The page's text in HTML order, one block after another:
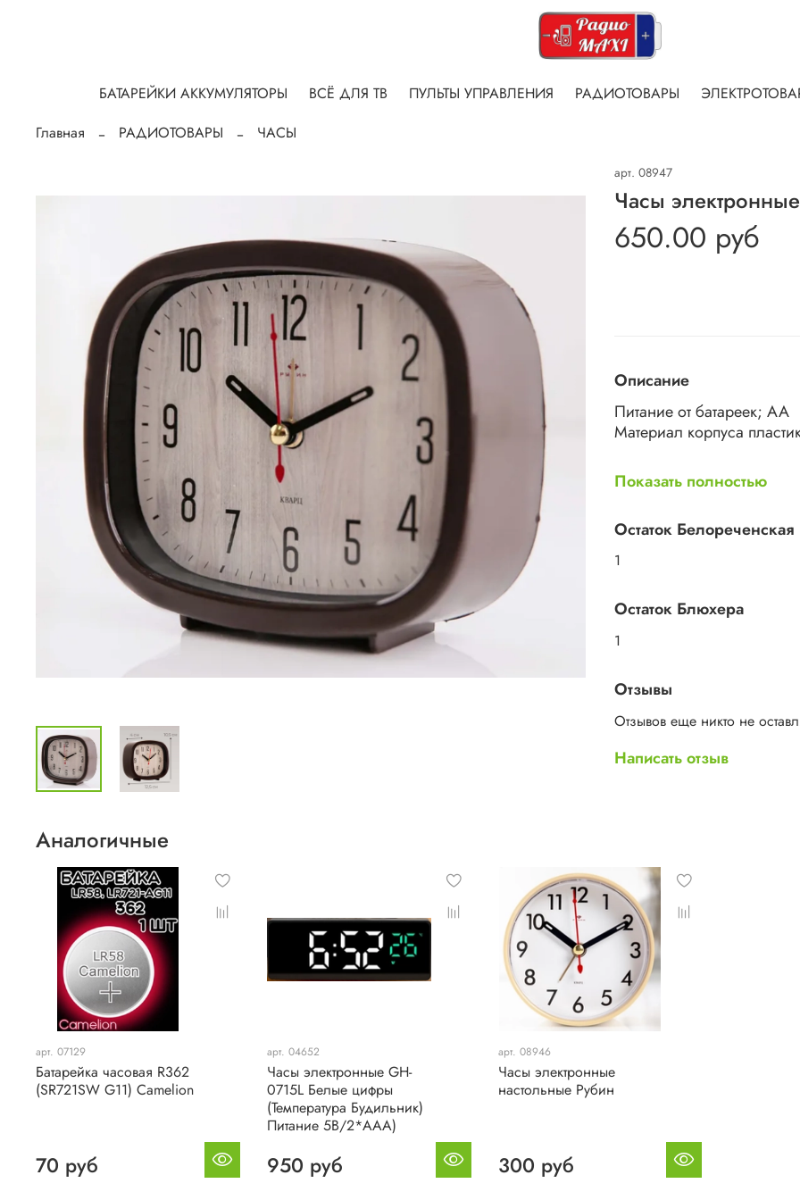
БАТАРЕЙКИ АККУМУЛЯТОРЫ ВСЁ ДЛЯ ТВ ПУЛЬТЫ УПРАВЛЕНИЯ РАДИОТОВАРЫ
Главная
РАДИОТОВАРЫ ЧАСЫ
арт. 08947
Часы
650.00 руб
Описание
Питание от батареек; АА
Материал корпуса
Механизм часов
кварцевые;
Циферблат защищен
Габариты
Ширина предмета
Глубина предмета
4 см
Высота предмета
Описание
делает будильник
время. Контрастные
видимость даже на
(в комплект не входит).
помещениях: поставить
кабинет. В гостиной или
индивидуальность
впишется в различные
может использоваться
школьники. Это
Стрелки могут отличаться
Показать полностью
Остаток Белореченская
1
Остаток Блюхера
1
Отзывы
Отзывов еще никто не
Написать отзыв
Аналогичные
арт. 07129
Батарейка часовая R362
(SR721SW G11) Camelion
70 руб
арт. 04652
Часы электронные GH-
0715L Белые цифры
(Температура Будильник)
Питание 5В/2*ААА)
950 руб
арт. 08946
Часы электронные
настольные Рубин
300 руб